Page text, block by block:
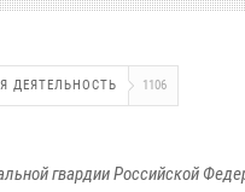
ДЕЯТЕЛЬНОСТЬ 1106
гвардии Российской